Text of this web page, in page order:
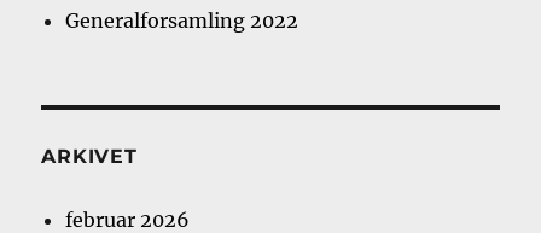
Generalforsamling 2022
ARKIVET
februar 2026